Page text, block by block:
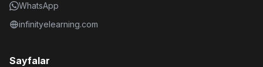
WhatsApp
infinityelearning.com
Sayfalar